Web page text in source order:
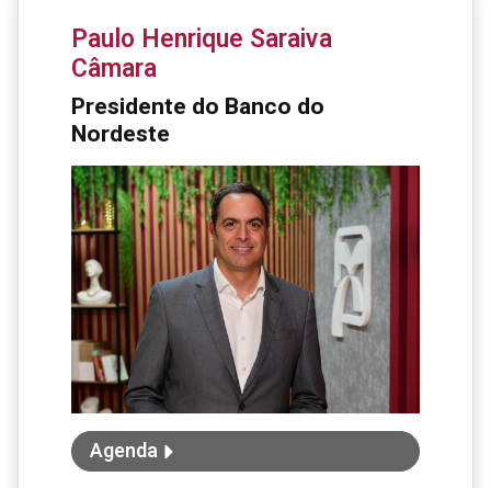
Paulo Henrique Saraiva
Câmara
Presidente do Banco do
Nordeste
Agenda